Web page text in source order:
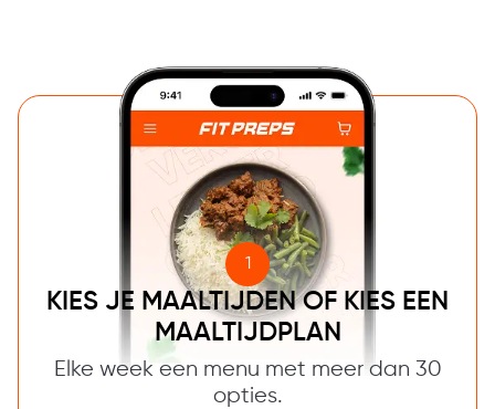
1
KIES JE MAALTIJDEN OF KIES EEN
MAALTIJDPLAN
Elke week een menu met meer dan 30
opties.